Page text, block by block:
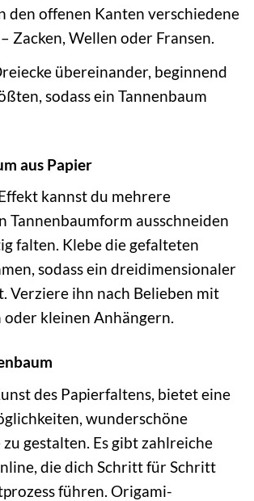
den offenen Kanten verschiedene
Zacken, Wellen oder Fransen.
übereinander, beginnend
sodass ein Tannenbaum
aus Papier
kannst du mehrere
Tannenbaumform ausschneiden
falten. Klebe die gefalteten
sodass ein dreidimensionaler
Verziere ihn nach Belieben mit
oder kleinen Anhängern.
des Papierfaltens, bietet eine
wunderschöne
gestalten. Es gibt zahlreiche
die dich Schritt für Schritt
führen. Origami-